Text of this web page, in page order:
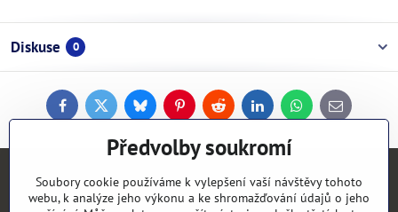
Diskuse 0
FacebookTwitterBlueskyPinterestReddit LinkedInWhatsApp
E-
mail
Kontakty
Předvolby soukromí
Soubory cookie používáme k vylepšení vaší návštěvy tohoto
webu, k analýze jeho výkonu a ke shromažďování údajů o jeho